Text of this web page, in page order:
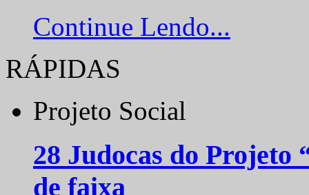
Continue Lendo...
RÁPIDAS
Projeto Social
28 Judocas do
de faixa